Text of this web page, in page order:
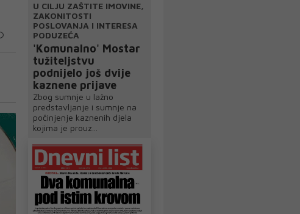
U CILJU ZAŠTITE IMOVINE,
ZAKONITOSTI
POSLOVANJA I INTERESA
PODUZEĆA
'Komunalno' Mostar
tužiteljstvu
podnijelo još dvije
kaznene prijave
Zbog sumnje u lažno
predstavljanje i sumnje na
počinjenje kaznenih djela
kojima je prouz...